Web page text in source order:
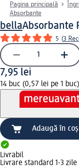
Pagina principală
Absorbante
bellaAbsorbante
5 (3
7,95 lei
14 buc (0,57 lei pe 1 buc)
Adaugă în coș
Livrabil
Livrare standard 1-3